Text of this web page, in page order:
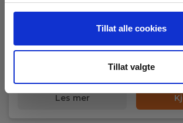
Tillat alle cookies
Tillat valgte
rød, 3m
Snart på sentrallager
Ekskl. mva
Les mer